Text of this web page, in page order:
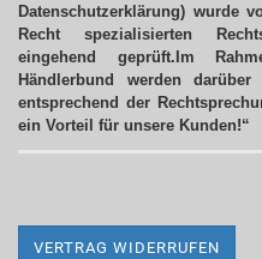
Datenschutzerklärung) wurde
Recht spezialisierten
eingehend geprüft.Im
Händlerbund werden
entsprechend der
ein Vorteil für unsere Kunden!“
VERTRAG WIDERRUFEN